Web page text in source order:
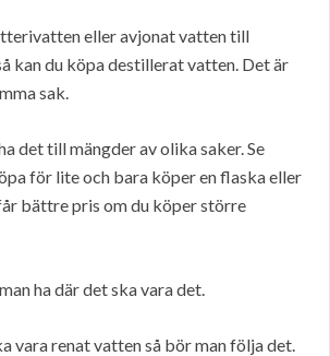
eller avjonat vatten till
kan du köpa destillerat vatten. Det är
sak.
det till mängder av olika saker. Se
för lite och bara köper en flaska eller
bättre pris om du köper större
ha där det ska vara det.
vara renat vatten så bör man följa det.